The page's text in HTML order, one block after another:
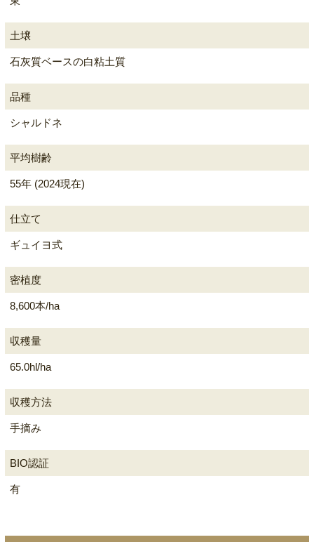
土壌
石灰質ベースの白粘土質
品種
シャルドネ
平均樹齢
55年 (2024現在)
仕立て
ギュイヨ式
密植度
8,600本/ha
収穫量
65.0hl/ha
収穫方法
手摘み
BIO認証
有